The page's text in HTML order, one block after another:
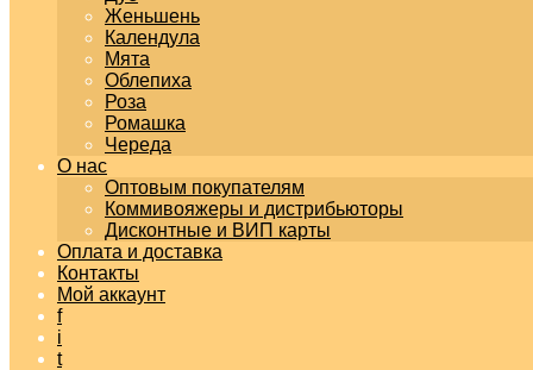
Женьшень
Календула
Мята
Облепиха
Роза
Ромашка
Череда
О нас
Оптовым покупателям
Коммивояжеры и дистрибьюторы
Дисконтные и ВИП карты
Оплата и доставка
Контакты
Мой аккаунт
f
i
t